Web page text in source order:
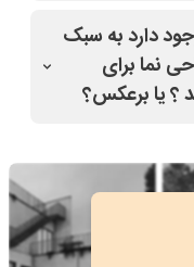
دارد به سبک
نما برای
؟ یا برعکس؟